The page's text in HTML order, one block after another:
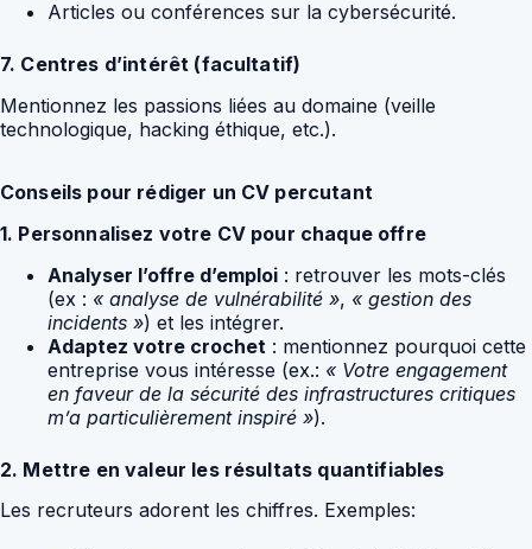
Articles ou conférences sur la cybersécurité.
7. Centres d’intérêt (facultatif)
Mentionnez les passions liées au domaine (veille
technologique, hacking éthique, etc.).
Conseils pour rédiger un CV percutant
1. Personnalisez votre CV pour chaque offre
Analyser l’offre d’emploi : retrouver les mots-clés
(ex : « analyse de vulnérabilité », « gestion des
incidents ») et les intégrer.
Adaptez votre crochet : mentionnez pourquoi cette
entreprise vous intéresse (ex.: « Votre engagement
en faveur de la sécurité des infrastructures critiques
m’a particulièrement inspiré »).
2. Mettre en valeur les résultats quantifiables
Les recruteurs adorent les chiffres. Exemples: